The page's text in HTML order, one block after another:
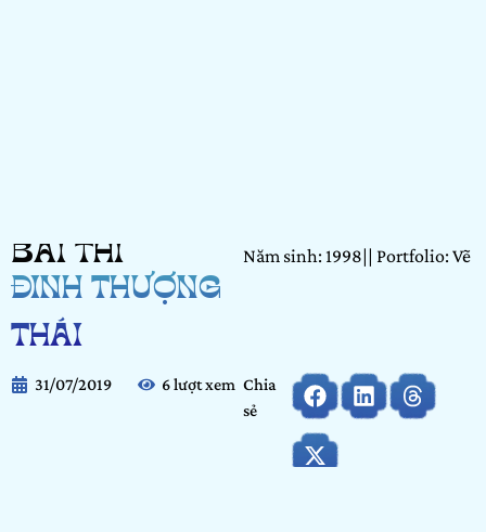
BÀI THI
ĐINH THƯỢNG
THÁI
Năm sinh: 1998|| Portfolio: Vẽ
31/07/2019 6 lượt xem Chia
sẻ